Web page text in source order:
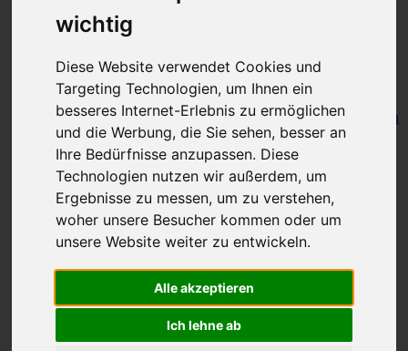
wichtig
Diese Website verwendet Cookies und
Targeting Technologien, um Ihnen ein
besseres Internet-Erlebnis zu ermöglichen
und die Werbung, die Sie sehen, besser an
Ihre Bedürfnisse anzupassen. Diese
Technologien nutzen wir außerdem, um
Ergebnisse zu messen, um zu verstehen,
woher unsere Besucher kommen oder um
unsere Website weiter zu entwickeln.
Alle akzeptieren
Ich lehne ab
Hilfe
Wie finde ich einen qualifizierten
Arzt/Therapeuten oder Berater?
Was kann das Internet für Ihre Gesundheit leisten
und was nicht?
Selbsttests bei Nahrungsmittel-
Unverträglichkeiten
Wie sinnvoll sind IgG-Antikörper-Tests
Unverträglichkeiten
Laktose-Intoleranz